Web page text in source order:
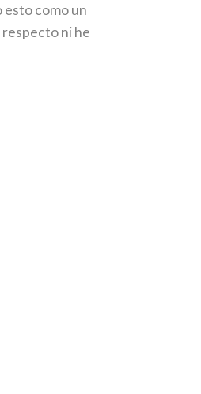
esto como un
respecto ni he